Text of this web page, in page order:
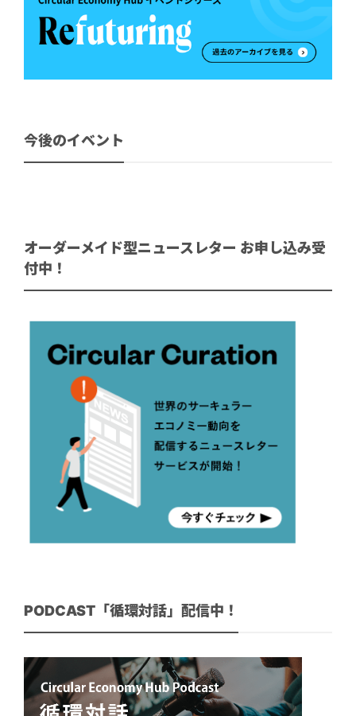
今後のイベント
オーダーメイド型ニュースレター お申し込み受
付中！
PODCAST「循環対話」配信中！